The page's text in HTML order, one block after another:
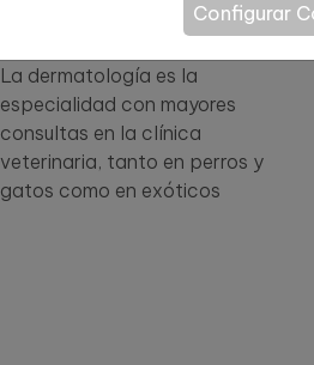
Dermatología
La dermatología es la
especialidad con mayores
consultas en la clínica
veterinaria, tanto en perros y
gatos como en exóticos
Configurar